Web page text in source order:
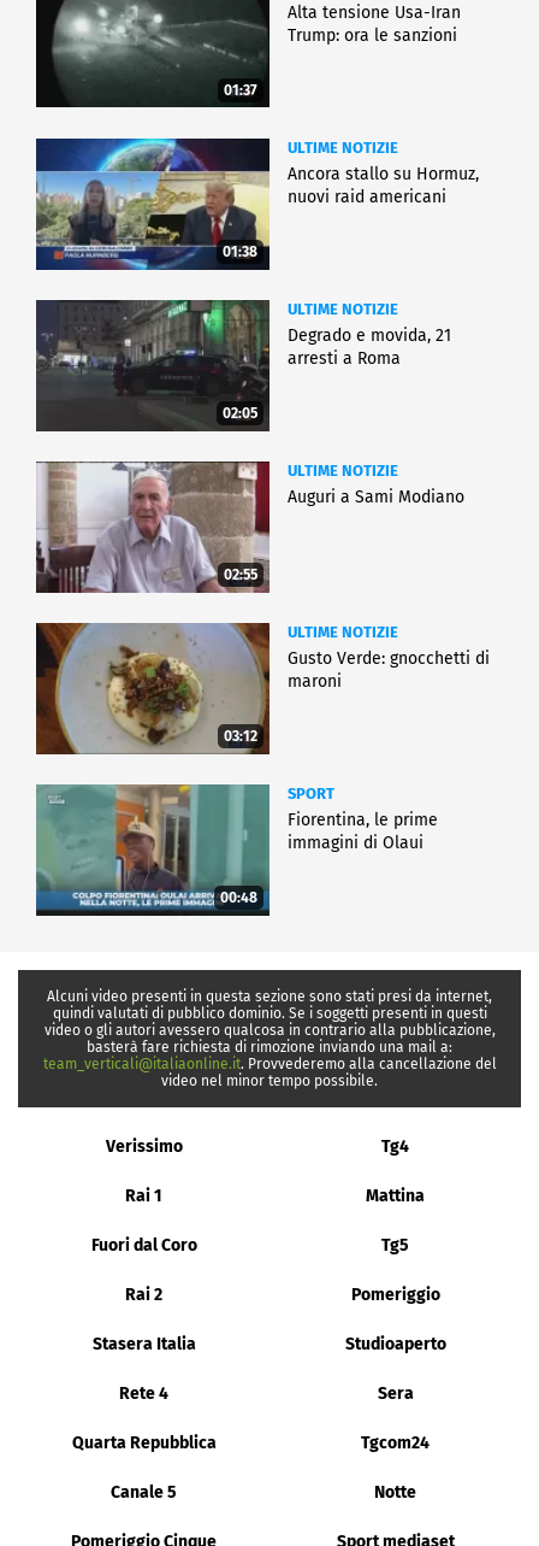
01:37
Alta tensione Usa-Iran
Trump: ora le sanzioni
01:38
ULTIME NOTIZIE
Ancora stallo su Hormuz,
nuovi raid americani
02:05
ULTIME NOTIZIE
Degrado e movida, 21
arresti a Roma
02:55
ULTIME NOTIZIE
Auguri a Sami Modiano
03:12
ULTIME NOTIZIE
Gusto Verde: gnocchetti di
maroni
00:48
SPORT
Fiorentina, le prime
immagini di Olaui
Alcuni video presenti in questa sezione sono stati presi da internet,
quindi valutati di pubblico dominio. Se i soggetti presenti in questi
video o gli autori avessero qualcosa in contrario alla pubblicazione,
basterà fare richiesta di rimozione inviando una mail a:
team_verticali@italiaonline.it. Provvederemo alla cancellazione del
video nel minor tempo possibile.
Verissimo Tg4
Rai 1 Mattina
Fuori dal Coro Tg5
Rai 2 Pomeriggio
Stasera Italia Studioaperto
Rete 4 Sera
Quarta Repubblica Tgcom24
Canale 5 Notte